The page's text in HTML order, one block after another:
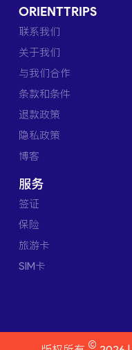
ORIENTTRIPS
联系我们
关于我们
与我们合作
条款和条件
退款政策
隐私政策
博客
服务
签证
保险
旅游卡
SIM卡